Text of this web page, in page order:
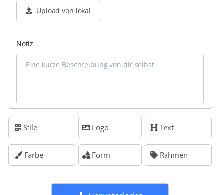
Upload von lokal
Notiz
Stile Logo Text
Farbe Form Rahmen